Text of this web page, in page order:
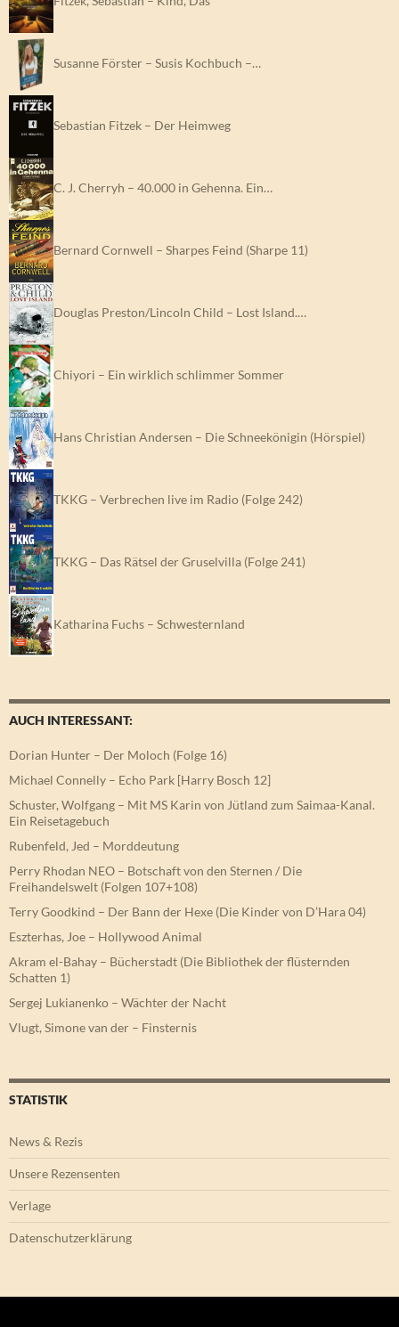
Susanne Förster – Susis Kochbuch –…
Sebastian Fitzek – Der Heimweg
C. J. Cherryh – 40.000 in Gehenna. Ein…
Bernard Cornwell – Sharpes Feind (Sharpe 11)
Douglas Preston/Lincoln Child – Lost Island.…
Chiyori – Ein wirklich schlimmer Sommer
Hans Christian Andersen – Die Schneekönigin (Hörspiel)
TKKG – Verbrechen live im Radio (Folge 242)
TKKG – Das Rätsel der Gruselvilla (Folge 241)
Katharina Fuchs – Schwesternland
AUCH INTERESSANT:
Dorian Hunter – Der Moloch (Folge 16)
Michael Connelly – Echo Park [Harry Bosch 12]
Schuster, Wolfgang – Mit MS Karin von Jütland zum Saimaa-Kanal.
Ein Reisetagebuch
Rubenfeld, Jed – Morddeutung
Perry Rhodan NEO – Botschaft von den Sternen / Die
Freihandelswelt (Folgen 107+108)
Terry Goodkind – Der Bann der Hexe (Die Kinder von D’Hara 04)
Eszterhas, Joe – Hollywood Animal
Akram el-Bahay – Bücherstadt (Die Bibliothek der flüsternden
Schatten 1)
Sergej Lukianenko – Wächter der Nacht
Vlugt, Simone van der – Finsternis
STATISTIK
News & Rezis
Unsere Rezensenten
Verlage
Datenschutzerklärung